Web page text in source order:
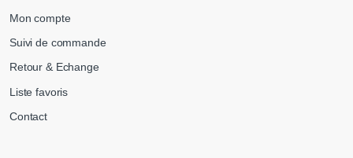
Mon compte
Suivi de commande
Retour & Echange
Liste favoris
Contact